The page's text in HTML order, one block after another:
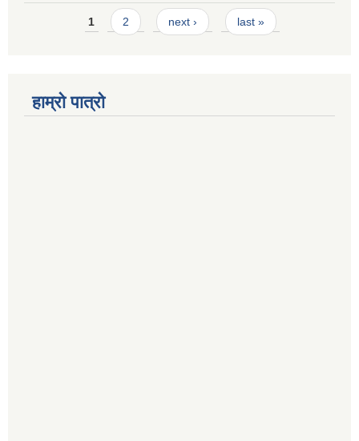
Pages1 2 next › last »
हाम्रो पात्रो